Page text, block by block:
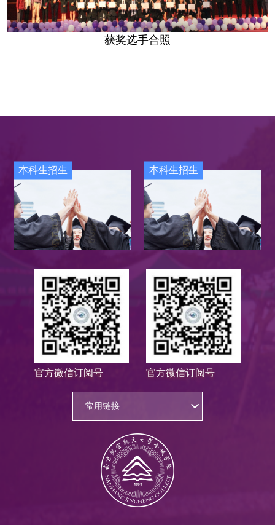
获奖选手合照
本科生招生 本科生招生
官方微信订阅号 官方微信订阅号
常用链接